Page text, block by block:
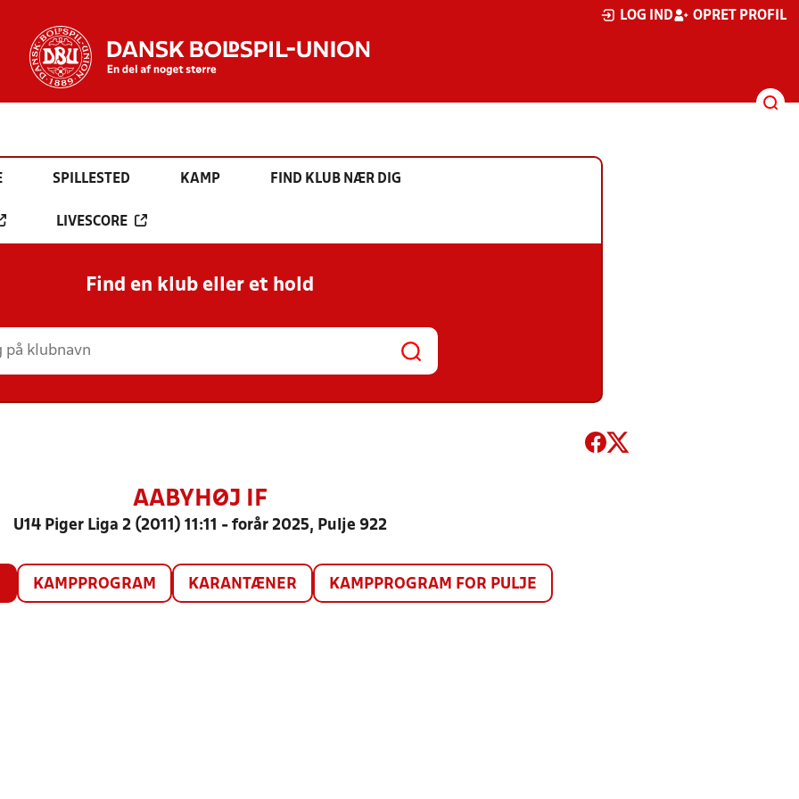
LOG IND OPRET PROFIL
SPILLESTED KAMP FIND KLUB NÆR DIG
LIVESCORE
Find en klub eller et hold
AABYHØJ IF
U14 Piger Liga 2 (2011) 11:11 - forår 2025, Pulje 922
KAMPPROGRAM KARANTÆNER KAMPPROGRAM FOR PULJE